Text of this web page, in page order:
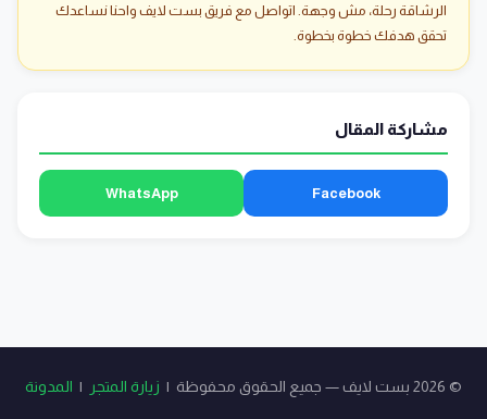
الرشاقة رحلة، مش وجهة. اتواصل مع فريق بست لايف واحنا نساعدك
تحقق هدفك خطوة بخطوة.
مشاركة المقال
Facebook
WhatsApp
© 2026 بست لايف — جميع الحقوق محفوظة | زيارة المتجر | المدونة